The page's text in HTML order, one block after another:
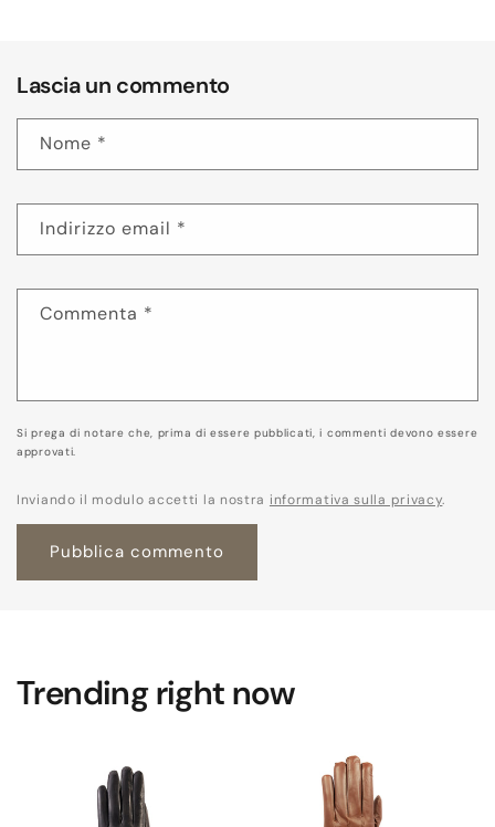
Lascia un commento
Nome *
Indirizzo email *
Commenta *
Si prega di notare che, prima di essere pubblicati, i commenti devono essere
approvati.
Inviando il modulo accetti la nostra informativa sulla privacy.
Trending right now